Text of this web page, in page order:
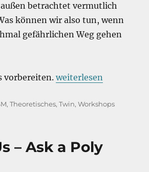
betrachtet vermutlich
können wir also tun, wenn
gefährlichen Weg gehen
vorbereiten.„Bewegte Wasser und
weiterlesen
,Theoretisches,Twin,Workshops
– Ask a Poly